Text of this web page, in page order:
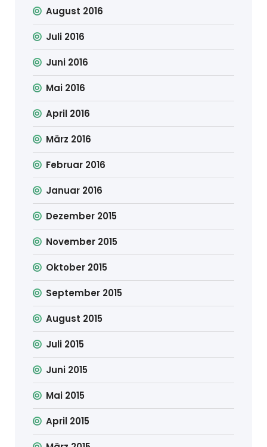
August 2016
Juli 2016
Juni 2016
Mai 2016
April 2016
März 2016
Februar 2016
Januar 2016
Dezember 2015
November 2015
Oktober 2015
September 2015
August 2015
Juli 2015
Juni 2015
Mai 2015
April 2015